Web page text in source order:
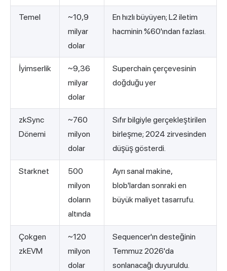
Temel
~10,9
milyar
dolar
En hızlı büyüyen; L2 iletim
hacminin %60'ından fazlası.
İyimserlik
~9,36
milyar
dolar
Superchain çerçevesinin
doğduğu yer
zkSync
Dönemi
~760
milyon
dolar
Sıfır bilgiyle gerçekleştirilen
birleşme; 2024 zirvesinden
düşüş gösterdi.
Starknet
500
milyon
doların
altında
Ayrı sanal makine,
blob'lardan sonraki en
büyük maliyet tasarrufu.
Çokgen
zkEVM
~120
milyon
dolar
Sequencer'ın desteğinin
Temmuz 2026'da
sonlanacağı duyuruldu.